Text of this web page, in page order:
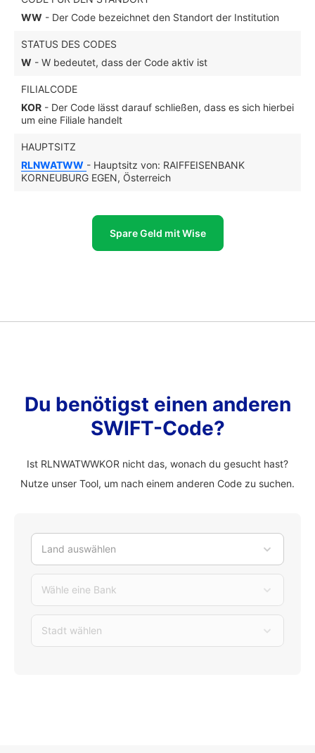
WW - Der Code bezeichnet den Standort der Institution
STATUS DES CODES
W - W bedeutet, dass der Code aktiv ist
FILIALCODE
KOR - Der Code lässt darauf schließen, dass es sich hierbei
um eine Filiale handelt
HAUPTSITZ
RLNWATWW - Hauptsitz von: RAIFFEISENBANK
KORNEUBURG EGEN, Österreich
Spare Geld mit Wise
Du benötigst einen anderen
SWIFT-Code?
Ist RLNWATWWKOR nicht das, wonach du gesucht hast?
Nutze unser Tool, um nach einem anderen Code zu suchen.
Land auswählen
Wähle eine Bank
Stadt wählen